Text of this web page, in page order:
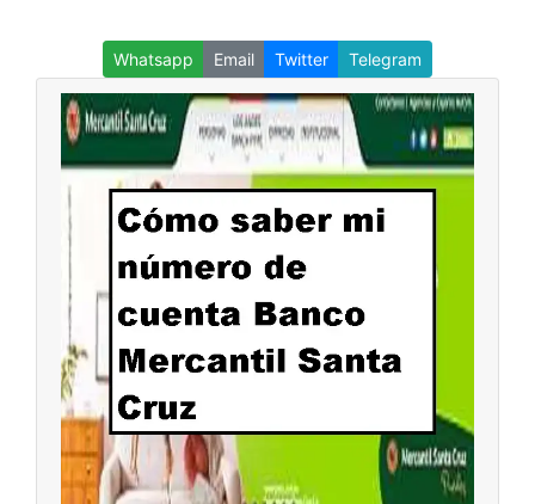
Whatsapp Email Twitter Telegram